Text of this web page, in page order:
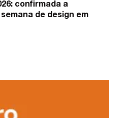
confirmada a
de design em